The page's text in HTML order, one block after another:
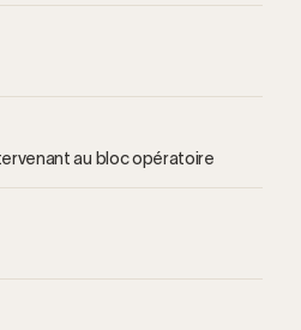
au bloc opératoire